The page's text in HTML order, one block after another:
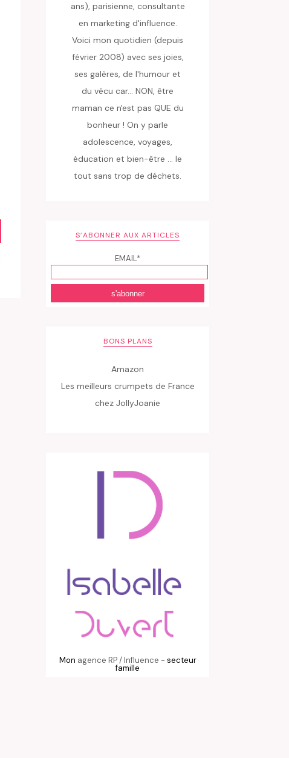
ans), parisienne, consultante
en marketing d'influence.
Voici mon quotidien (depuis
février 2008) avec ses joies,
ses galères, de l'humour et
du vécu car... NON, être
maman ce n'est pas QUE du
bonheur ! On y parle
adolescence, voyages,
éducation et bien-être ... le
tout sans trop de déchets.
S’ABONNER AUX ARTICLES
EMAIL*
BONS PLANS
Amazon
Les meilleurs crumpets de France
chez JollyJoanie
Mon agence RP / Influence - secteur
famille